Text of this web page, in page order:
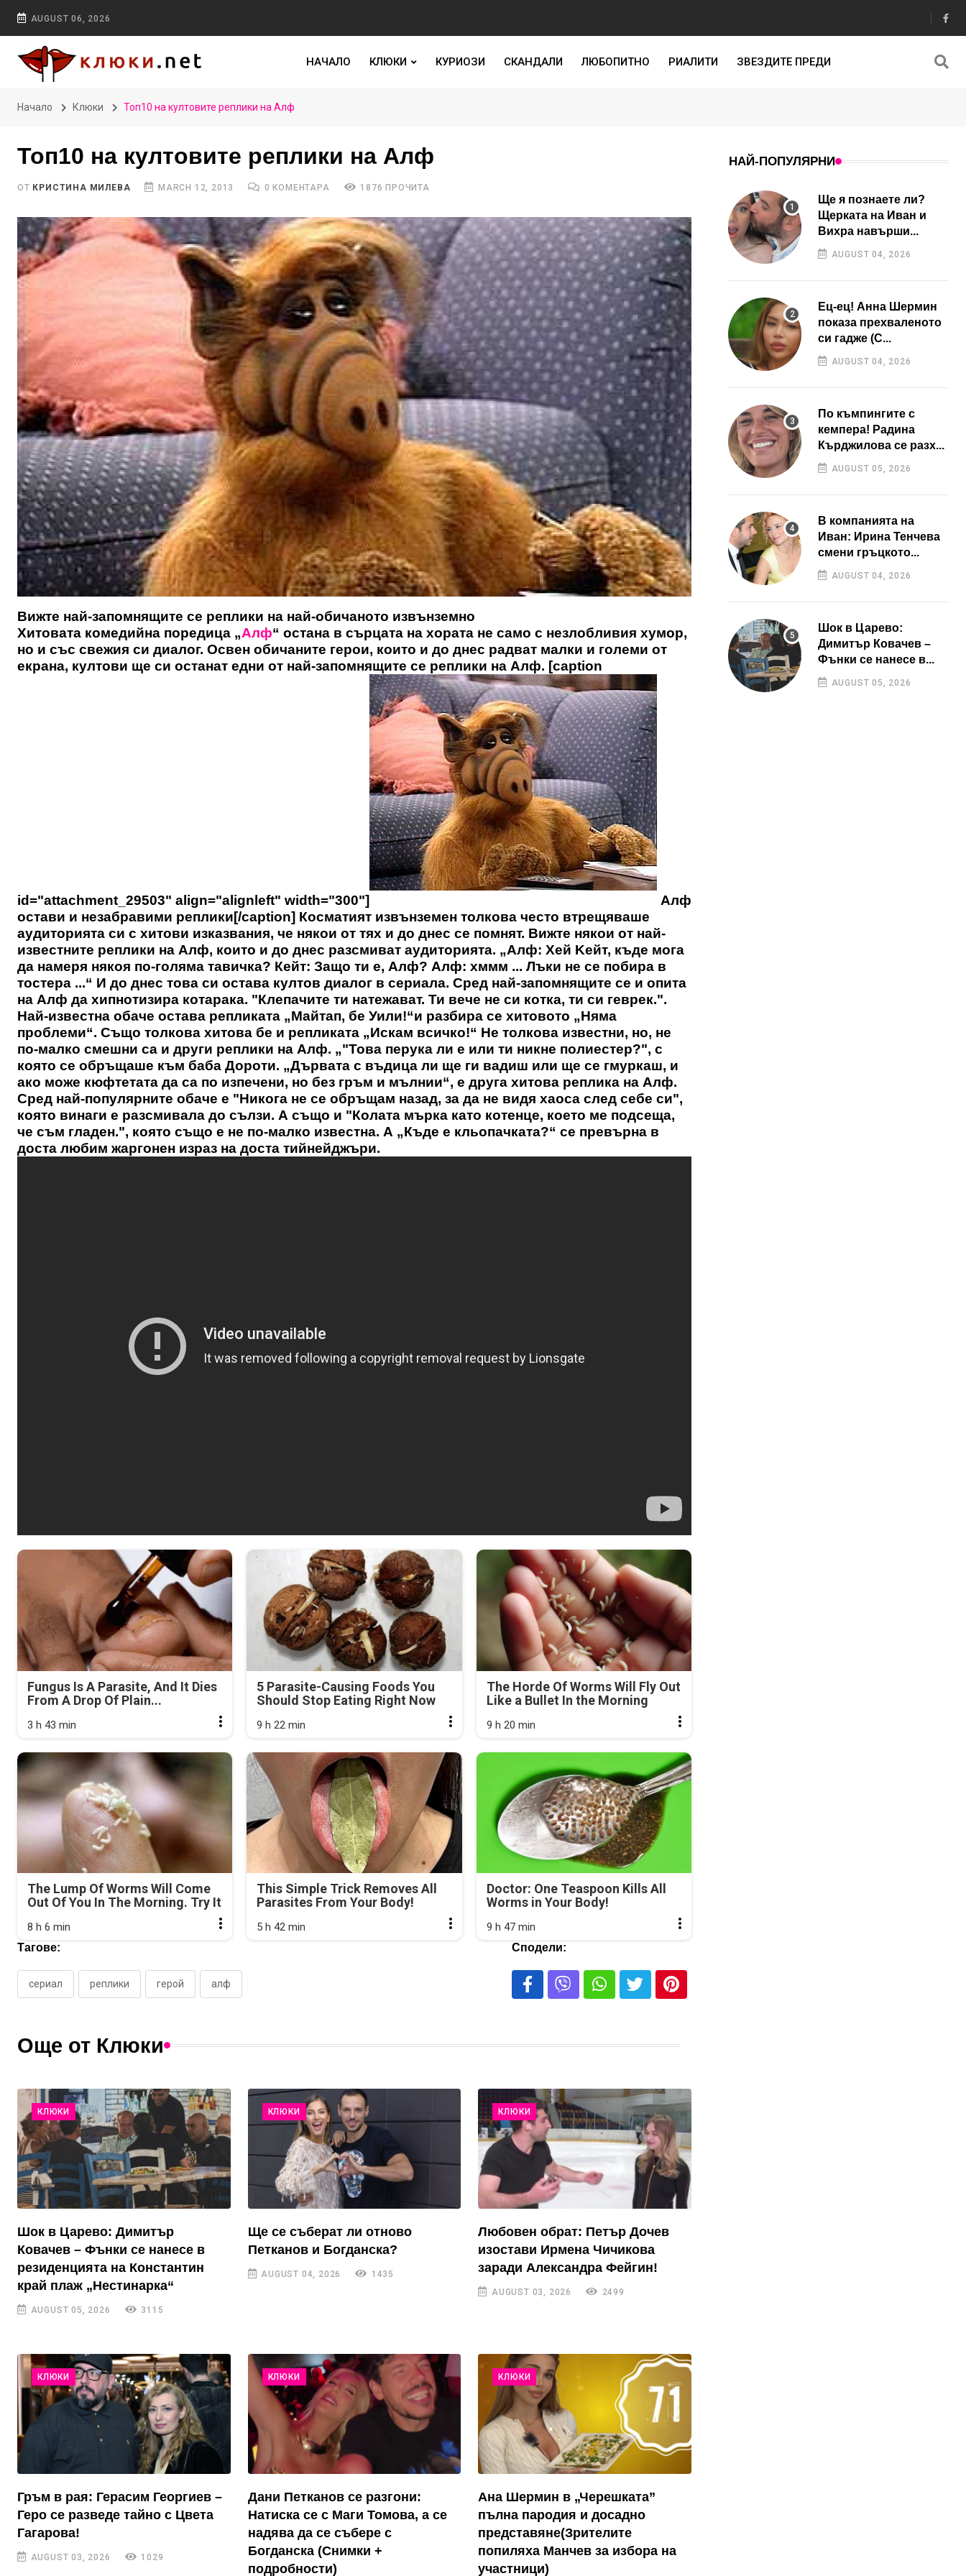
AUGUST 06, 2026
НАЧАЛО КЛЮКИ КУРИОЗИ СКАНДАЛИ ЛЮБОПИТНО РИАЛИТИ ЗВЕЗДИТЕ ПРЕДИ
Начало Клюки Топ10 на култовите реплики на Алф
Топ10 на култовите реплики на Алф
ОТ КРИСТИНА МИЛЕВА MARCH 12, 2013 0 КОМЕНТАРА 1876 ПРОЧИТА
Вижте най-запомнящите се реплики на най-обичаното извънземно
Хитовата комедийна поредица „Алф“ остана в сърцата на хората не само с незлобливия хумор,
но и със свежия си диалог. Освен обичаните герои, които и до днес радват малки и големи от
екрана, култови ще си останат едни от най-запомнящите се реплики на Алф. [caption
id="attachment_29503" align="alignleft" width="300"]
Алф
остави и незабравими реплики[/caption] Косматият извънземен толкова често втрещяваше
аудиторията си с хитови изказвания, че някои от тях и до днес се помнят. Вижте някои от най-
известните реплики на Алф, които и до днес разсмиват аудиторията. „Алф: Хей Keйт, къде мога
да намеря някоя по-голяма тавичка? Кейт: Защо ти е, Алф? Алф: хммм ... Лъки не се побира в
тостера ...“ И до днес това си остава култов диалог в сериала. Сред най-запомнящите се и опита
на Алф да хипнотизира котарака. "Клепачите ти натежават. Ти вече не си котка, ти си геврек.".
Най-известна обаче остава репликата „Майтап, бе Уили!“и разбира се хитовото „Няма
проблеми“. Също толкова хитова бе и репликата „Искам всичко!“ Не толкова известни, но, не
по-малко смешни са и други реплики на Алф. „"Това перука ли е или ти никне полиестер?", с
която се обръщаше към баба Дороти. „Дървата с въдица ли ще ги вадиш или ще се гмуркаш, и
ако може кюфтетата да са по изпечени, но без гръм и мълнии“, е друга хитова реплика на Алф.
Сред най-популярните обаче е "Никога не се обръщам назад, за да не видя хаоса след себе си",
която винаги е разсмивала до сълзи. А също и "Колата мърка като котенце, което ме подсеща,
че съм гладен.", която също е не по-малко известна. А „Къде е кльопачката?“ се превърна в
доста любим жаргонен израз на доста тийнейджъри.
Fungus Is A Parasite, And It Dies
From A Drop Of Plain...
3 h 43 min
5 Parasite-Causing Foods You
Should Stop Eating Right Now
9 h 22 min
The Horde Of Worms Will Fly Out
Like a Bullet In the Morning
9 h 20 min
The Lump Of Worms Will Come
Out Of You In The Morning. Try It
8 h 6 min
This Simple Trick Removes All
Parasites From Your Body!
5 h 42 min
Doctor: One Teaspoon Kills All
Worms in Your Body!
9 h 47 min
Тагове:
сериал реплики герой алф
Сподели:
Още от Клюки
КЛЮКИ
Шок в Царево: Димитър
Ковачев – Фънки се нанесе в
резиденцията на Константин
край плаж „Нестинарка“
AUGUST 05, 2026 3115
КЛЮКИ
Ще се съберат ли отново
Петканов и Богданска?
AUGUST 04, 2026 1435
КЛЮКИ
Любовен обрат: Петър Дочев
изостави Ирмена Чичикова
заради Александра Фейгин!
AUGUST 03, 2026 2499
КЛЮКИ
Гръм в рая: Герасим Георгиев –
Геро се разведе тайно с Цвета
Гагарова!
AUGUST 03, 2026 1029
КЛЮКИ
Дани Петканов се разгони:
Натиска се с Маги Томова, а се
надява да се събере с
Богданска (Снимки +
подробности)
КЛЮКИ
Ана Шермин в „Черешката”
пълна пародия и досадно
представяне(Зрителите
попиляха Манчев за избора на
участници)
НАЙ-ПОПУЛЯРНИ
Ще я познаете ли?
Щерката на Иван и
Вихра навърши...
AUGUST 04, 2026
Ец-ец! Анна Шермин
показа прехваленото
си гадже (С...
AUGUST 04, 2026
По къмпингите с
кемпера! Радина
Кърджилова се разх...
AUGUST 05, 2026
В компанията на
Иван: Ирина Тенчева
смени гръцкото...
AUGUST 04, 2026
Шок в Царево:
Димитър Ковачев –
Фънки се нанесе в...
AUGUST 05, 2026